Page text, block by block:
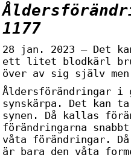
1177
28 jan. 2023 — Det
ett litet blodkärl
över av sig själv
Åldersförändringar i
synskärpa. Det kan ta
synen. Då kallas
förändringarna
våta förändringar.
är bara den våta